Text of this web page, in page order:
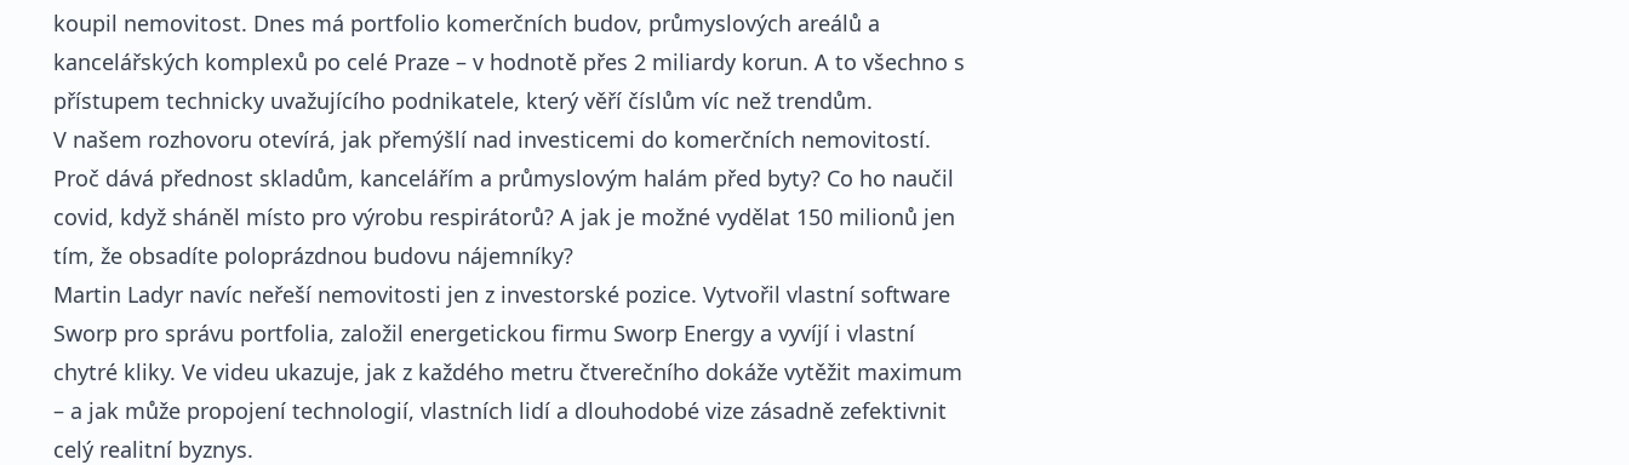
koupil nemovitost. Dnes má portfolio komerčních budov, průmyslových areálů a
kancelářských komplexů po celé Praze – v hodnotě přes 2 miliardy korun. A to všechno s
přístupem technicky uvažujícího podnikatele, který věří číslům víc než trendům.
V našem rozhovoru otevírá, jak přemýšlí nad investicemi do komerčních nemovitostí.
Proč dává přednost skladům, kancelářím a průmyslovým halám před byty? Co ho naučil
covid, když sháněl místo pro výrobu respirátorů? A jak je možné vydělat 150 milionů jen
tím, že obsadíte poloprázdnou budovu nájemníky?
Martin Ladyr navíc neřeší nemovitosti jen z investorské pozice. Vytvořil vlastní software
Sworp pro správu portfolia, založil energetickou firmu Sworp Energy a vyvíjí i vlastní
chytré kliky. Ve videu ukazuje, jak z každého metru čtverečního dokáže vytěžit maximum
– a jak může propojení technologií, vlastních lidí a dlouhodobé vize zásadně zefektivnit
celý realitní byznys.